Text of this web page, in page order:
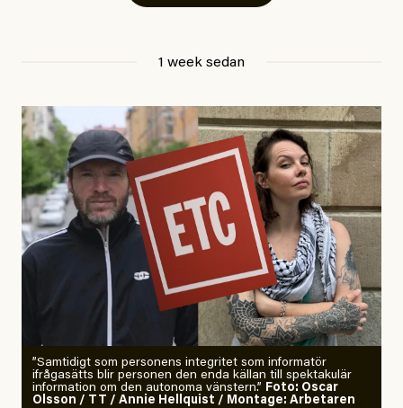
1 week sedan
”Samtidigt som personens integritet som informatör
ifrågasätts blir personen den enda källan till spektakulär
information om den autonoma vänstern.” Foto: Oscar
Olsson / TT / Annie Hellquist / Montage: Arbetaren